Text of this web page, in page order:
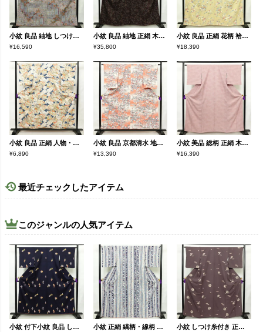
小紋 良品 紬地 しつけ糸付き 正絹 古典柄 袷仕立て 身丈164cm 裄丈66cm 金彩 着物 青・紺
¥16,590
小紋 良品 紬地 正絹 木の葉・植物柄 袷仕立て 身丈161.5cm 裄丈66cm 着物 小豆・エンジ
¥35,800
小紋 良品 正絹 花柄 袷仕立て 身丈162.5cm 裄丈67cm リサイクル着物 一部しつけ糸付き 着物 金彩 黄・黄土色
¥18,390
小紋 良品 正絹 人物・動物柄 袷仕立て 身丈155.5cm 裄丈66cm 金彩 小紋着物 青・紺
¥6,890
小紋 良品 京都清水 地主神社 落款入り 縮緬 正絹 古典柄 袷仕立て 身丈155cm 裄丈62cm 箔 着物 赤・朱
¥13,390
小紋 美品 総柄 正絹 木の葉・植物柄 袷仕立て 身丈160cm 裄丈62.5cm 着物 くすみピンク 普段着 街着 リサイクル着物 ぼかし ピンク
¥16,390
最近チェックしたアイテム
このジャンルの人気アイテム
小紋 付下小紋 良品 しつけ糸付き 正絹 人物・動物柄 袷仕立て 身丈157cm 裄丈64cm 箔 金彩 着物 青・紺 小紋 正絹 縞柄・線柄 袷仕立て 身丈168cm 裄丈68cm 金彩 着物 青・紺 小紋 しつけ糸付き 正絹 古典柄 袷仕立て 身丈164.5cm 裄丈65cm リサイクル着物 着物 紫・藤色